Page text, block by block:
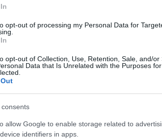
opt-out of processing my Personal Data for
opt-out of Collection, Use, Retention, Sale, and/or
Data that Is Unrelated with the Purposes
allow Google to enable storage related to
identifiers in apps.